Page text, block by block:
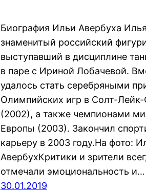
Биография Ильи Авербуха
знаменитый российский
выступавший в дисциплине
в паре с Ириной Лобачевой.
удалось стать серебряными
Олимпийских игр в Солт-Лейк-
(2002), а также чемпионами
Европы (2003). Закончил
карьеру в 2003 году.На фото:
АвербухКритики и зрители
отмечали эмоциональность и…
30.01.2019